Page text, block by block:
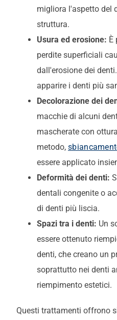
migliora l'aspetto del
struttura.
Usura ed erosione: È
perdite superficiali
dall'erosione dei
apparire i denti più
Decolorazione dei
macchie di alcuni
mascherate con
metodo,
essere applicato
Deformità dei denti:
dentali congenite o
di denti più liscia.
Spazi tra i denti: Un
essere ottenuto
denti, che creano un
soprattutto nei denti
riempimento estetici.
Questi trattamenti offrono